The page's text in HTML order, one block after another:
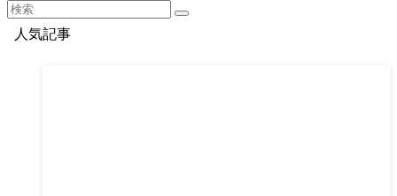
人気記事